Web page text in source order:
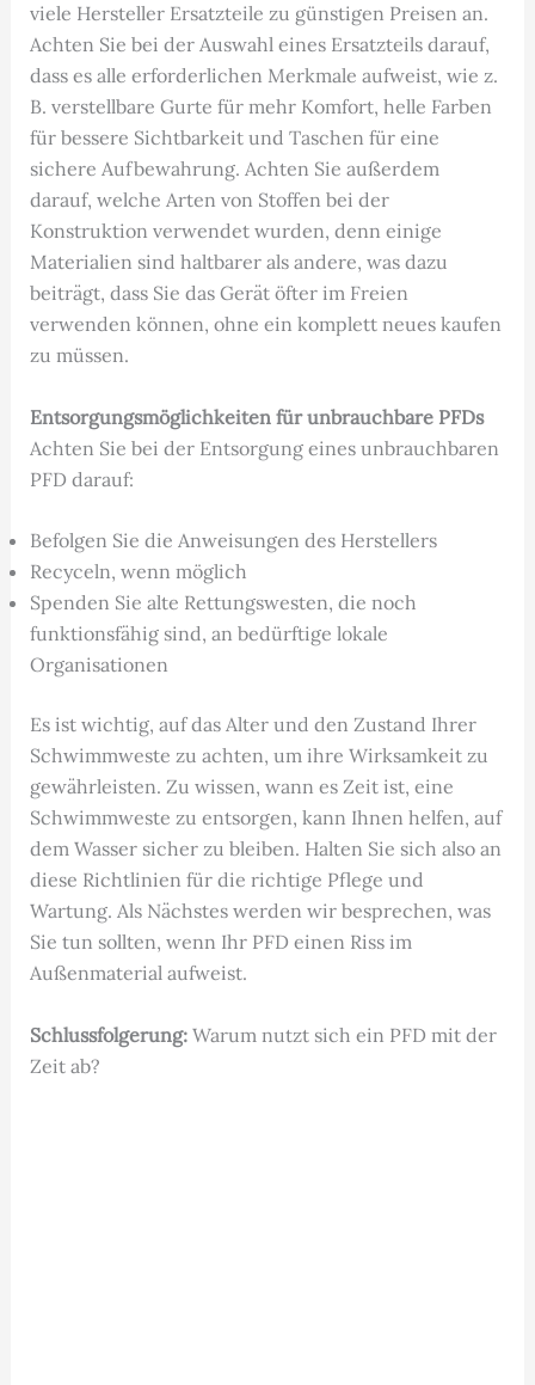
viele Hersteller Ersatzteile zu günstigen Preisen an.
Achten Sie bei der Auswahl eines Ersatzteils darauf,
dass es alle erforderlichen Merkmale aufweist, wie z.
B. verstellbare Gurte für mehr Komfort, helle Farben
für bessere Sichtbarkeit und Taschen für eine
sichere Aufbewahrung. Achten Sie außerdem
darauf, welche Arten von Stoffen bei der
Konstruktion verwendet wurden, denn einige
Materialien sind haltbarer als andere, was dazu
beiträgt, dass Sie das Gerät öfter im Freien
verwenden können, ohne ein komplett neues kaufen
zu müssen.
Entsorgungsmöglichkeiten für unbrauchbare PFDs
Achten Sie bei der Entsorgung eines unbrauchbaren
PFD darauf:
Befolgen Sie die Anweisungen des Herstellers
Recyceln, wenn möglich
Spenden Sie alte Rettungswesten, die noch
funktionsfähig sind, an bedürftige lokale
Organisationen
Es ist wichtig, auf das Alter und den Zustand Ihrer
Schwimmweste zu achten, um ihre Wirksamkeit zu
gewährleisten. Zu wissen, wann es Zeit ist, eine
Schwimmweste zu entsorgen, kann Ihnen helfen, auf
dem Wasser sicher zu bleiben. Halten Sie sich also an
diese Richtlinien für die richtige Pflege und
Wartung. Als Nächstes werden wir besprechen, was
Sie tun sollten, wenn Ihr PFD einen Riss im
Außenmaterial aufweist.
Schlussfolgerung: Warum nutzt sich ein PFD mit der
Zeit ab?